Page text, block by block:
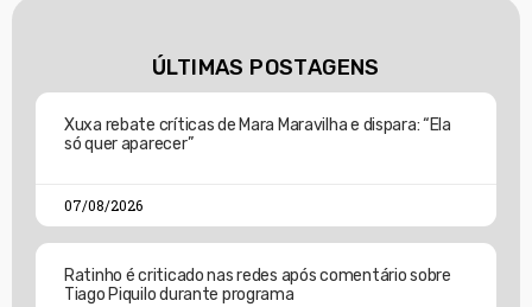
ÚLTIMAS POSTAGENS
Xuxa rebate críticas de Mara Maravilha e dispara: “Ela
só quer aparecer”
07/08/2026
Ratinho é criticado nas redes após comentário sobre
Tiago Piquilo durante programa